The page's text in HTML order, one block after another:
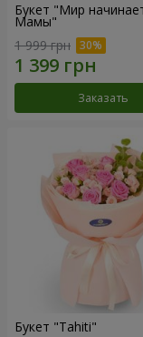
Букет "Мир
Мамы"
1 999 грн
Заказать
Букет "Tahiti"